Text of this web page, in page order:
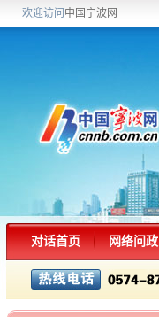
欢迎访问 中国宁波网
对话首页 网络问政